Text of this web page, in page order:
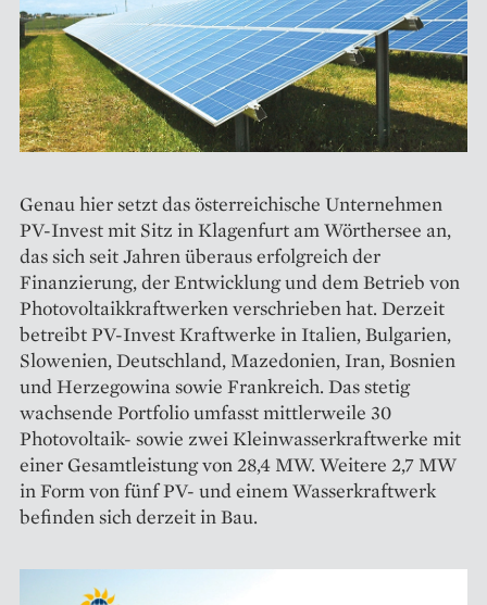
Genau hier setzt das österreichische Unternehmen
PV-Invest mit Sitz in Klagenfurt am Wörthersee an,
das sich seit Jahren überaus erfolgreich der
Finanzierung, der Entwicklung und dem Betrieb von
Photovoltaikkraftwerken verschrieben hat. Derzeit
betreibt PV-Invest Kraftwerke in Italien, Bulgarien,
Slowenien, Deutschland, Mazedonien, Iran, Bosnien
und Herzegowina sowie Frankreich. Das stetig
wachsende Portfolio umfasst mittlerweile 30
Photovoltaik- sowie zwei Kleinwasserkraftwerke mit
einer Gesamtleistung von 28,4 MW. Weitere 2,7 MW
in Form von fünf PV- und einem Wasserkraftwerk
befinden sich derzeit in Bau.